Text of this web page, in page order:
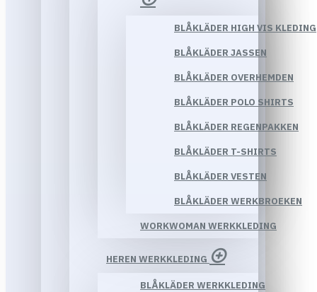
BLÅKLÄDER HIGH VIS KLEDING
BLÅKLÄDER JASSEN
BLÅKLÄDER OVERHEMDEN
BLÅKLÄDER POLO SHIRTS
BLÅKLÄDER REGENPAKKEN
BLÅKLÄDER T-SHIRTS
BLÅKLÄDER VESTEN
BLÅKLÄDER WERKBROEKEN
WORKWOMAN WERKKLEDING
HEREN WERKKLEDING
BLÅKLÄDER WERKKLEDING